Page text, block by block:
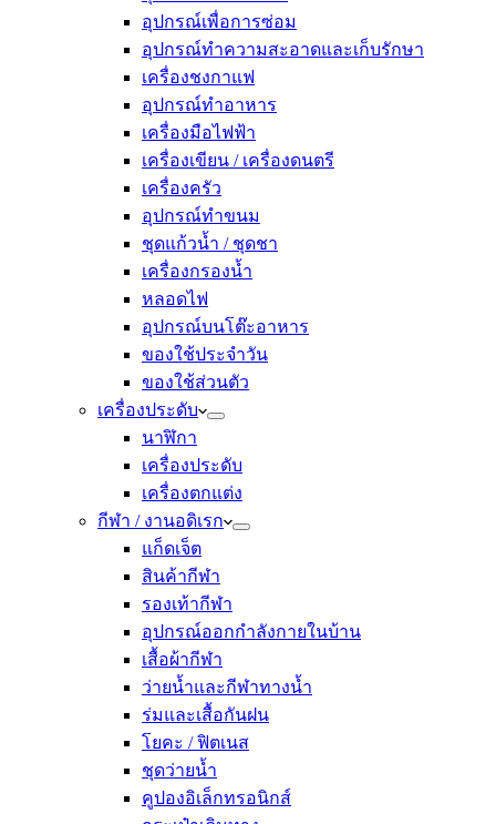
อุปกรณ์เพื่อการซ่อม
อุปกรณ์ทำความสะอาดและเก็บรักษา
เครื่องชงกาแฟ
อุปกรณ์ทำอาหาร
เครื่องมือไฟฟ้า
เครื่องเขียน / เครื่องดนตรี
เครื่องครัว
อุปกรณ์ทำขนม
ชุดแก้วน้ำ / ชุดชา
เครื่องกรองน้ำ
หลอดไฟ
อุปกรณ์บนโต๊ะอาหาร
ของใช้ประจำวัน
ของใช้ส่วนตัว
เครื่องประดับ
นาฬิกา
เครื่องประดับ
เครื่องตกแต่ง
กีฬา / งานอดิเรก
แก็ดเจ็ต
สินค้ากีฬา
รองเท้ากีฬา
อุปกรณ์ออกกำลังกายในบ้าน
เสื้อผ้ากีฬา
ว่ายน้ำและกีฬาทางน้ำ
ร่มและเสื้อกันฝน
โยคะ / ฟิตเนส
ชุดว่ายน้ำ
คูปองอิเล็กทรอนิกส์